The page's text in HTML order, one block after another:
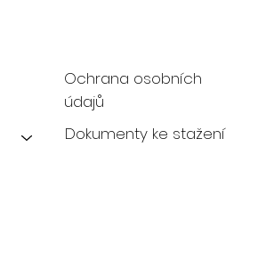
Ochrana osobních
údajů
Dokumenty ke stažení